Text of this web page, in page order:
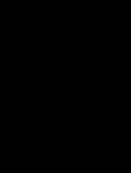
mit All-in-One-
und